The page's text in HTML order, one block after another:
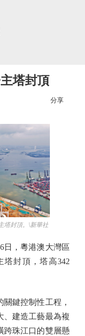
塔封頂
分享
封頂。\新華社
，粵港澳大灣區
塔封頂，塔高342
鍵控制性工程，
、建造工藝最為複
跨珠江口的雙層懸